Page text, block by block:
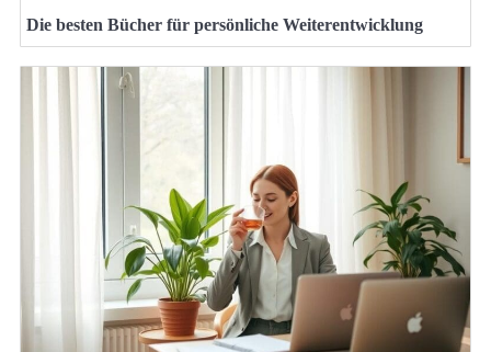
Die besten Bücher für persönliche Weiterentwicklung